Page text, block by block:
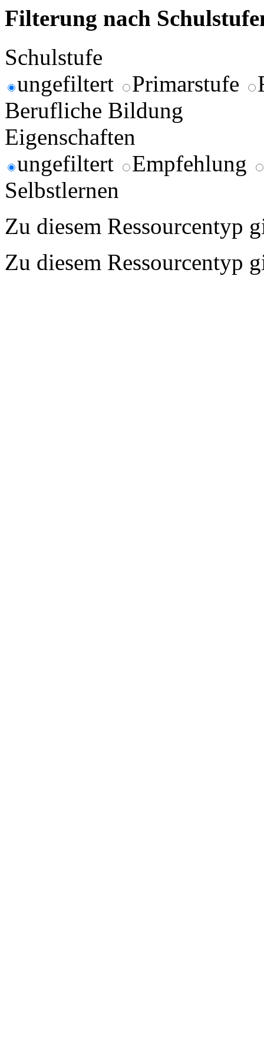
Filterung nach
Schulstufe
ungefiltert
Primarstufe
Berufliche Bildung
Eigenschaften
ungefiltert
Empfehlung
Selbstlernen
Zu diesem Ressourcentyp
Zu diesem Ressourcentyp